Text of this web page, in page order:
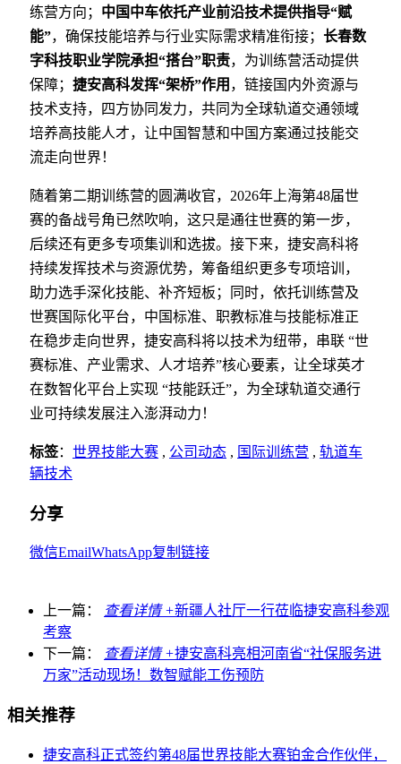
练营方向； 中国中车依托产业前沿技术提供指导“赋
能”，确保技能培养与行业实际需求精准衔接； 长春数
字科技职业学院承担“搭台”职责，为训练营活动提供
保障； 捷安高科发挥“架桥”作用 ，链接国内外资源与
技术支持，四方协同发力，共同为全球轨道交通领域
培养高技能人才，让中国智慧和中国方案通过技能交
流走向世界！
随着第二期训练营的圆满收官，2026年上海第48届世
赛的备战号角已然吹响，这只是通往世赛的第一步，
后续还有更多专项集训和选拔。接下来，捷安高科将
持续发挥技术与资源优势，筹备组织更多专项培训，
助力选手深化技能、补齐短板；同时，依托训练营及
世赛国际化平台，中国标准、职教标准与技能标准正
在稳步走向世界，捷安高科将以技术为纽带，串联 “世
赛标准、产业需求、人才培养”核心要素，让全球英才
在数智化平台上实现 “技能跃迁”，为全球轨道交通行
业可持续发展注入澎湃动力！
标签： 世界技能大赛 , 公司动态 , 国际训练营 , 轨道车
辆技术
分享
微信EmailWhatsApp复制链接
上一篇： 查看详情 +新疆人社厅一行莅临捷安高科参观
考察
下一篇：
查看详情 +捷安高科亮相河南省“社保服务进
万家”活动现场！数智赋能工伤预防
相关推荐
捷安高科正式签约第48届世界技能大赛铂金合作伙伴，